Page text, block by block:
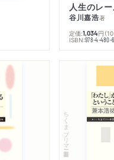
谷川嘉浩著
定価:1,034円 （
ISBN:978-4-480-
ちくまプリマー新書